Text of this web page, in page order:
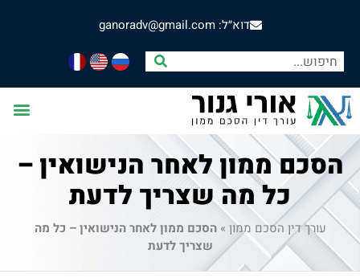
דוא״ל: ganoradv@gmail.com
הסכם ממון לאחר הנישואין –
כל מה שצריך לדעת
עורך דין הסכם ממון»הסכם ממון לאחר הנישואין – כל מה
שצריך לדעת